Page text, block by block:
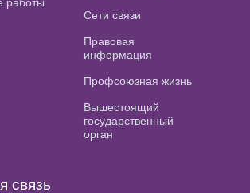
Сети связи
Правовая
информация
Профсоюзная жизнь
Вышестоящий
государственный
орган
связь